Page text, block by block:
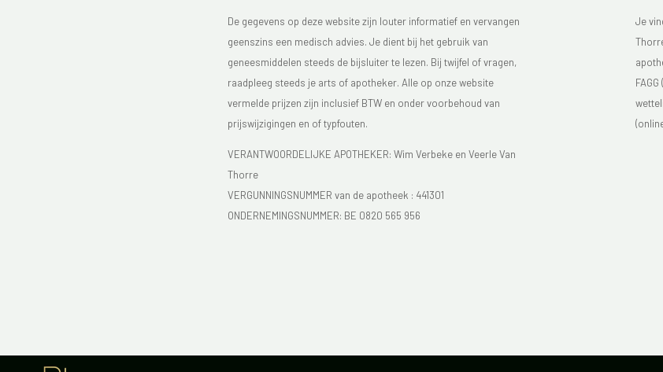
De gegevens op deze website zijn louter informatief en vervangen
geenszins een medisch advies. Je dient bij het gebruik van
geneesmiddelen steeds de bijsluiter te lezen. Bij twijfel of vragen,
raadpleeg steeds je arts of apotheker. Alle op onze website
vermelde prijzen zijn inclusief BTW en onder voorbehoud van
prijswijzigingen en of typfouten.
VERANTWOORDELIJKE APOTHEKER: Wim Verbeke en Veerle Van
Thorre
VERGUNNINGSNUMMER van de apotheek : 441301
ONDERNEMINGSNUMMER: BE 0820 565 956
Je
FAGG (